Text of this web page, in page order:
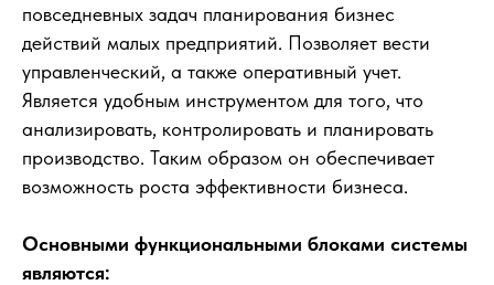
повседневных задач планирования бизнес
действий малых предприятий. Позволяет вести
управленческий, а также оперативный учет.
Является удобным инструментом для того, что
анализировать, контролировать и планировать
производство. Таким образом он обеспечивает
возможность роста эффективности бизнеса.
Основными функциональными блоками системы
являются: